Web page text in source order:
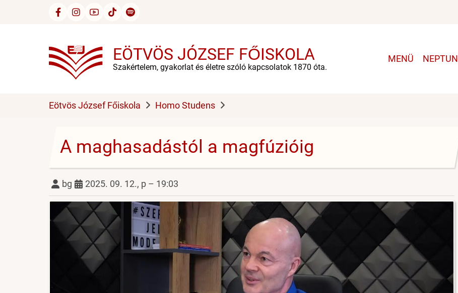
EÖTVÖS JÓZSEF FŐISKOLA
Szakértelem, gyakorlat és életre szóló kapcsolatok 1870 óta.
Main
MENÜ NEPTUN
Eötvös József Főiskola Homo Studens
A maghasadástól a magfúzióig
bg 2025. 09. 12., p – 19:03